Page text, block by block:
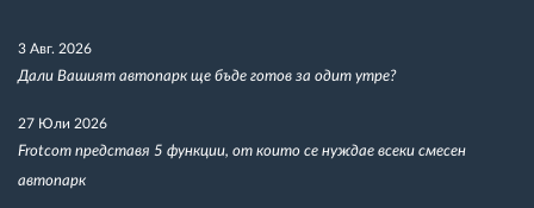
3 Авг. 2026
Дали Вашият автопарк ще бъде готов за одит утре?
27 Юли 2026
Frotcom представя 5 функции, от които се нуждае всеки смесен
автопарк